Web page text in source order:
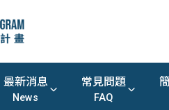
最新消息
News
常見問題
FAQ